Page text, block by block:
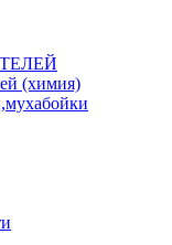
(химия)